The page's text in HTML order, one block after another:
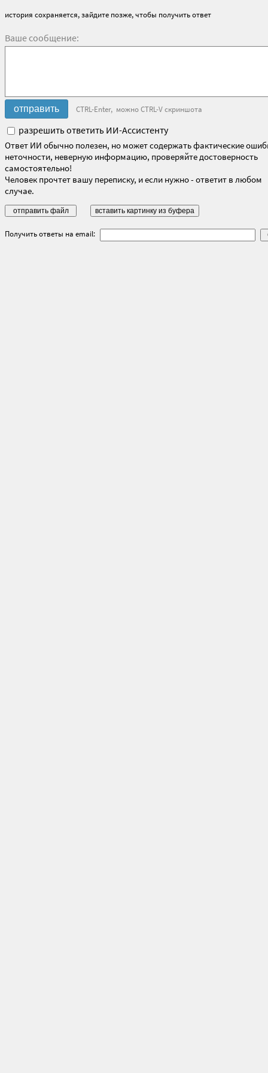
история сохраняется, зайдите позже, чтобы получить ответ
Ваше сообщение:
CTRL-Enter, можно CTRL-V скриншота
разрешить ответить ИИ-Ассистенту
Ответ ИИ обычно полезен, но может содержать фактические
неточности, неверную информацию, проверяйте достоверность
самостоятельно!
Человек прочтет вашу переписку, и если нужно - ответит в любом
случае.
Получить ответы на email: